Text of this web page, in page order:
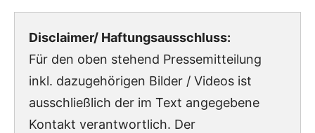
Disclaimer/ Haftungsausschluss:
Für den oben stehend Pressemitteilung
inkl. dazugehörigen Bilder / Videos ist
ausschließlich der im Text angegebene
Kontakt verantwortlich. Der